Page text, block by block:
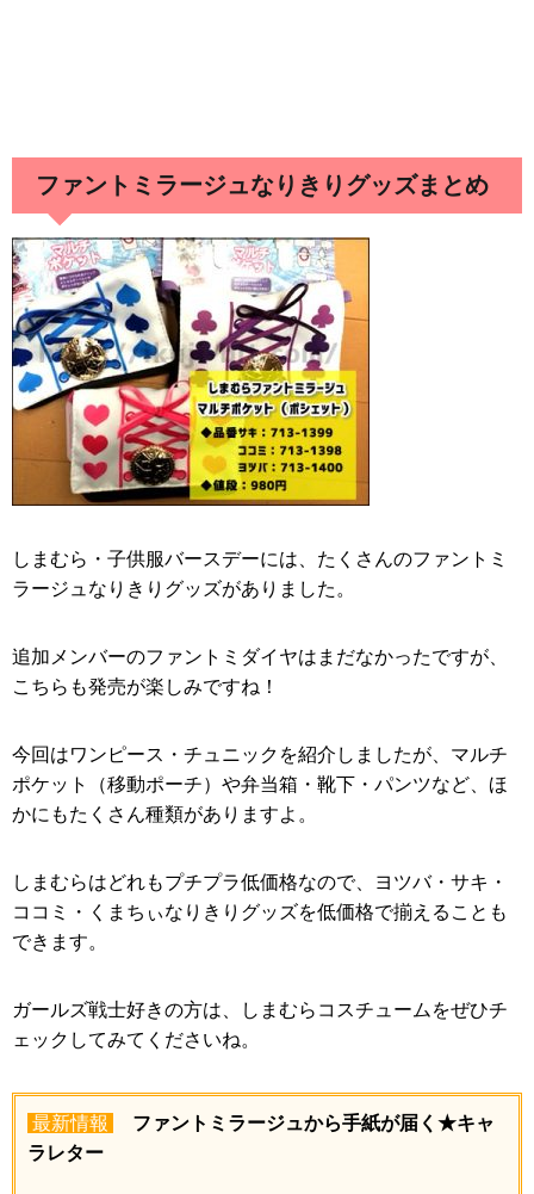
ファントミラージュなりきりグッズまとめ
しまむら・子供服バースデーには、たくさんのファントミ
ラージュなりきりグッズがありました。
追加メンバーのファントミダイヤはまだなかったですが、
こちらも発売が楽しみですね！
今回はワンピース・チュニックを紹介しましたが、マルチ
ポケット（移動ポーチ）や弁当箱・靴下・パンツなど、ほ
かにもたくさん種類がありますよ。
しまむらはどれもプチプラ低価格なので、ヨツバ・サキ・
ココミ・くまちぃなりきりグッズを低価格で揃えることも
できます。
ガールズ戦士好きの方は、しまむらコスチュームをぜひチ
ェックしてみてくださいね。
最新情報
ファントミラージュから手紙が届く★キャ
ラレター